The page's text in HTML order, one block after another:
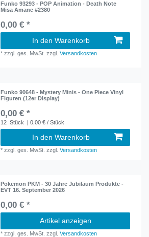
Funko 93293 - POP Animation - Death Note
Misa Amane #2380
0,00 € *
In den Warenkorb
*zzgl. ges. MwSt. zzgl.Versandkosten
Funko 90648 - Mystery Minis - One Piece Vinyl
Figuren (12er Display)
0,00 € *
12 Stück | 0,00 € / Stück
In den Warenkorb
*zzgl. ges. MwSt. zzgl.Versandkosten
Pokemon PKM - 30 Jahre Jubiläum Produkte -
EVT 16. September 2026
0,00 € *
Artikel anzeigen
*zzgl. ges. MwSt. zzgl.Versandkosten